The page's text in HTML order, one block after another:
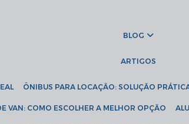
BLOG
ARTIGOS
ÔNIBUS PARA LOCAÇÃO: SOLUÇÃO
VAN: COMO ESCOLHER A MELHOR OPÇÃO